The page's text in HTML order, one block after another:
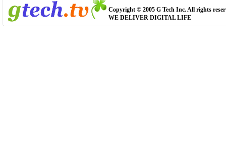
Copyright © 2005 G Tech Inc. All rights
WE DELIVER DIGITAL LIFE